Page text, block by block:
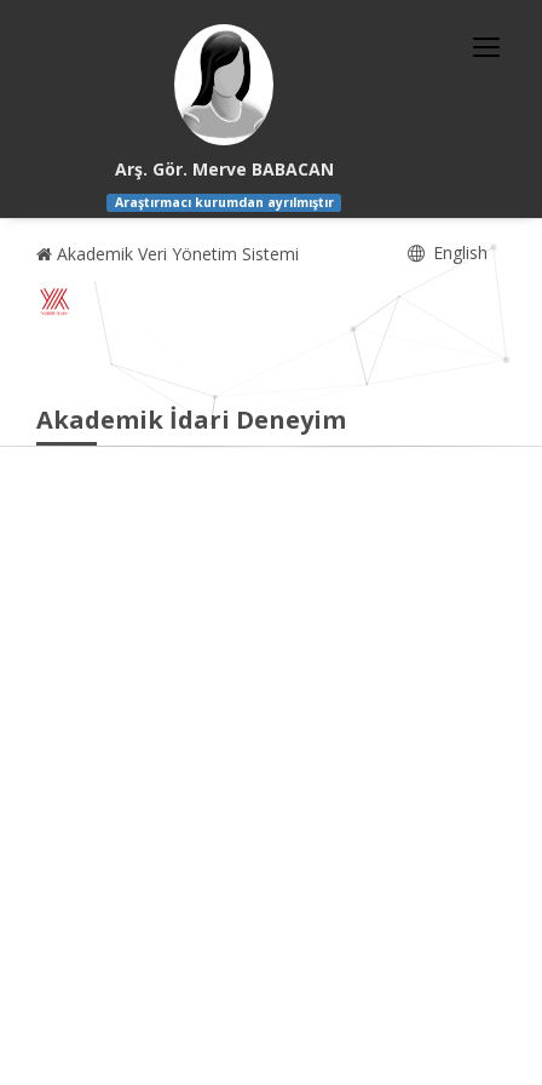
Arş. Gör. Merve BABACAN
Araştırmacı kurumdan ayrılmıştır
Akademik Veri Yönetim Sistemi English
Akademik İdari Deneyim